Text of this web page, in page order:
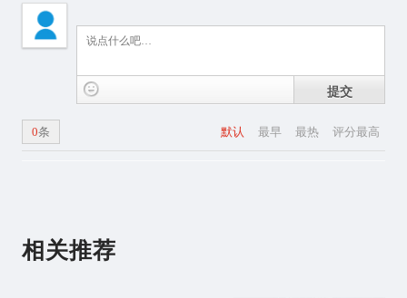
提交
默认 最早 最热 评分最高
0条
相关推荐